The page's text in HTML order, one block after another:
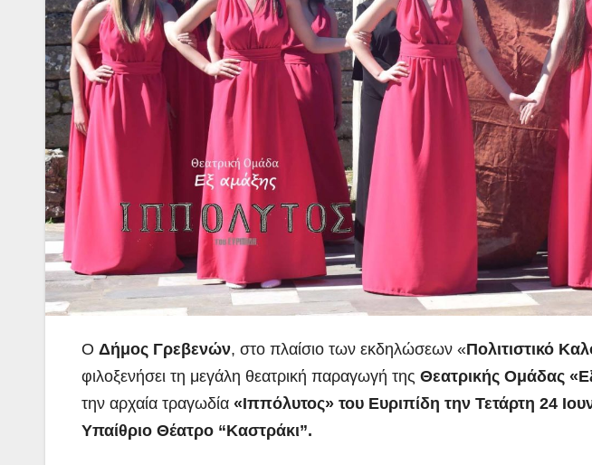
Ο Δήμος Γρεβενών, στο πλαίσιο των εκδηλώσεων «Πολιτιστικό
φιλοξενήσει τη μεγάλη θεατρική παραγωγή της Θεατρικής Ομάδας
την αρχαία τραγωδία «Ιππόλυτος» του Ευριπίδη την Τετάρτη 24
Υπαίθριο Θέατρο “Καστράκι”.